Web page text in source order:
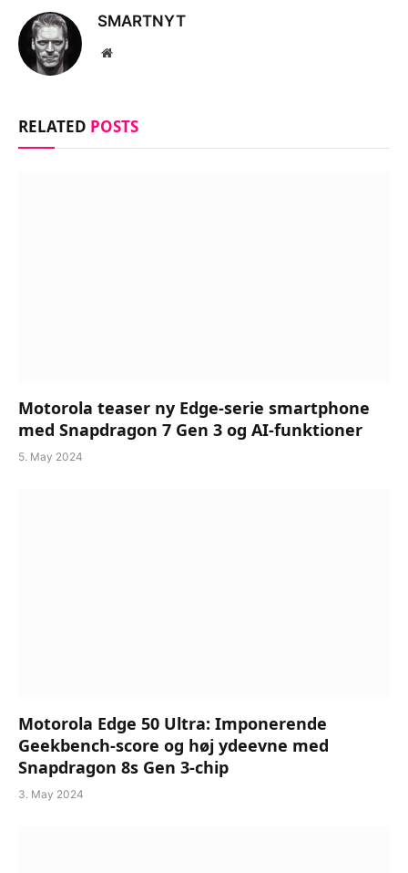
SMARTNYT
Website
RELATED POSTS
Motorola teaser ny Edge-serie smartphone
med Snapdragon 7 Gen 3 og AI-funktioner
5. May 2024
Motorola Edge 50 Ultra: Imponerende
Geekbench-score og høj ydeevne med
Snapdragon 8s Gen 3-chip
3. May 2024